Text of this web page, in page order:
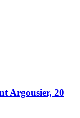
Argousier, 20